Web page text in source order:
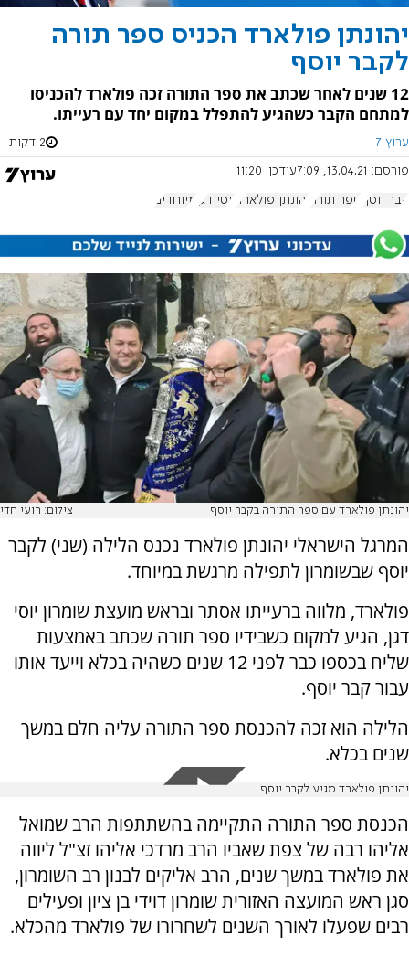
יהונתן פולארד הכניס ספר תורה
לקבר יוסף
12 שנים לאחר שכתב את ספר התורה זכה פולארד להכניסו
למתחם הקבר כשהגיע להתפלל במקום יחד עם רעייתו.
ערוץ 7 2 דקות
פורסם: 13.04.21, 7:09 עודכן: 11:20
קבר יוסף ספר תורה יהונתן פולארד יוסי דגן מיוחדים
יהונתן פולארד עם ספר התורה בקבר יוסף צילום: רועי חדי
המרגל הישראלי יהונתן פולארד נכנס הלילה (שני) לקבר
יוסף שבשומרון לתפילה מרגשת במיוחד.
פולארד, מלווה ברעייתו אסתר ובראש מועצת שומרון יוסי
דגן, הגיע למקום כשבידיו ספר תורה שכתב באמצעות
שליח בכספו כבר לפני 12 שנים כשהיה בכלא וייעד אותו
עבור קבר יוסף.
הלילה הוא זכה להכנסת ספר התורה עליה חלם במשך
שנים בכלא.
יהונתן פולארד מגיע לקבר יוסף
הכנסת ספר התורה התקיימה בהשתתפות הרב שמואל
אליהו רבה של צפת שאביו הרב מרדכי אליהו זצ"ל ליווה
את פולארד במשך שנים, הרב אליקים לבנון רב השומרון,
סגן ראש המועצה האזורית שומרון דוידי בן ציון ופעילים
רבים שפעלו לאורך השנים לשחרורו של פולארד מהכלא.